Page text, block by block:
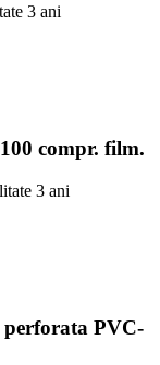
3 ani
compr. film.
3 ani
perforata PVC-